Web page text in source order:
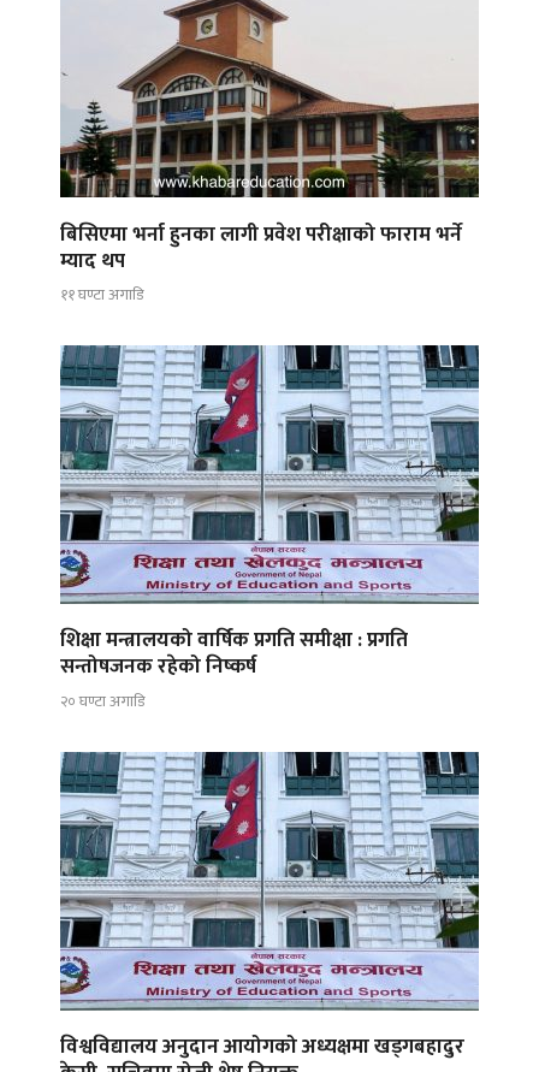
बिसिएमा भर्ना हुनका लागी प्रवेश परीक्षाको फाराम भर्ने
म्याद थप
११ घण्टा अगाडि
शिक्षा मन्त्रालयको वार्षिक प्रगति समीक्षा : प्रगति
सन्तोषजनक रहेको निष्कर्ष
२० घण्टा अगाडि
विश्वविद्यालय अनुदान आयोगको अध्यक्षमा खड्गबहादुर